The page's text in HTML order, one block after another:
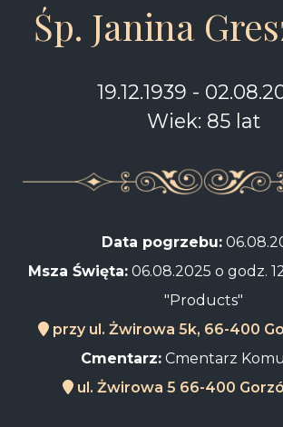
Śp. Janina
19.12.1939 -
Wiek: 85 lat
Data pogrzebu:
Msza Święta:06.08.2025 o godz.
"Products"
przy ul. Żwirowa 5k, 66-400
Cmentarz:Cmentarz
ul. Żwirowa 5 66-400